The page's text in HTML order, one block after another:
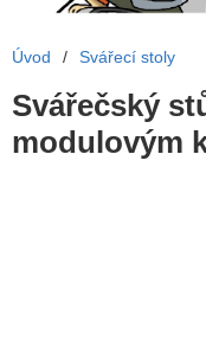
Úvod / Svářecí stoly
Svářečský
modulovým